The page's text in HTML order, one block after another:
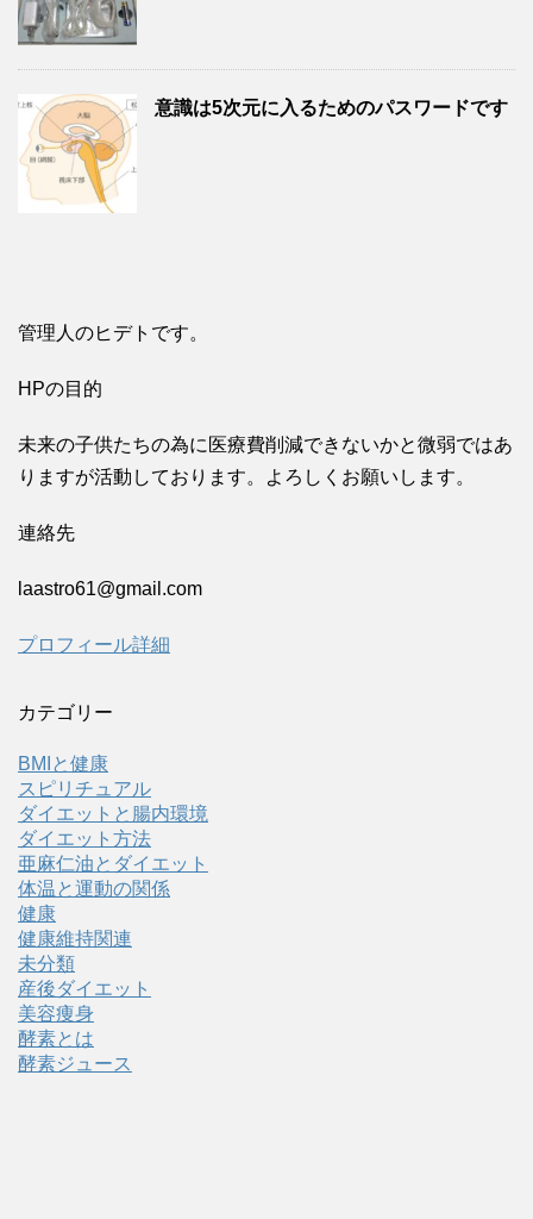
意識は5次元に入るためのパスワードです
管理人のヒデトです。
HPの目的
未来の子供たちの為に医療費削減できないかと微弱ではあ
りますが活動しております。よろしくお願いします。
連絡先
laastro61@gmail.com
プロフィール詳細
カテゴリー
BMIと健康
スピリチュアル
ダイエットと腸内環境
ダイエット方法
亜麻仁油とダイエット
体温と運動の関係
健康
健康維持関連
未分類
産後ダイエット
美容痩身
酵素とは
酵素ジュース